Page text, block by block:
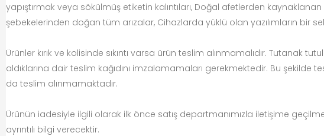
yapıştırmak veya sökülmüş etiketin kalıntıları, Doğal afetlerden
şebekelerinden doğan tüm arızalar, Cihazlarda yüklü olan yazılımların bir
Ürünler kırık ve kolisinde sıkıntı varsa ürün teslim alınmamalıdır. Tutanak
aldıklarına dair teslim kağıdını imzalamamaları gerekmektedir. Bu şekilde
da teslim alınmamaktadır.
Ürünün iadesiyle ilgili olarak ilk önce satış departmanımızla iletişime
ayrıntılı bilgi verecektir.